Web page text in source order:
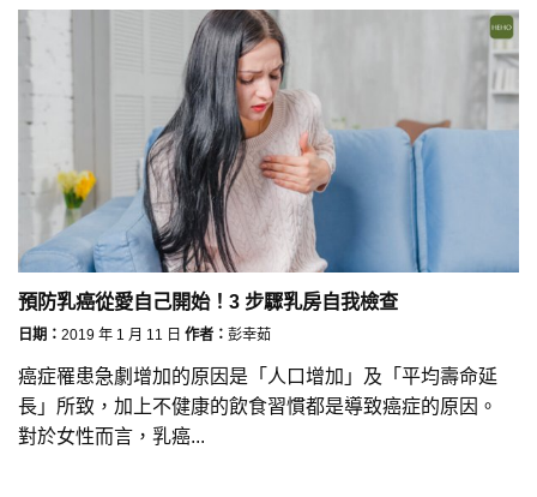
預防乳癌從愛自己開始！3 步驟乳房自我檢查
日期： 2019 年 1 月 11 日 作者： 彭幸茹
癌症罹患急劇增加的原因是「人口增加」及「平均壽命延
長」所致，加上不健康的飲食習慣都是導致癌症的原因。
對於女性而言，乳癌...